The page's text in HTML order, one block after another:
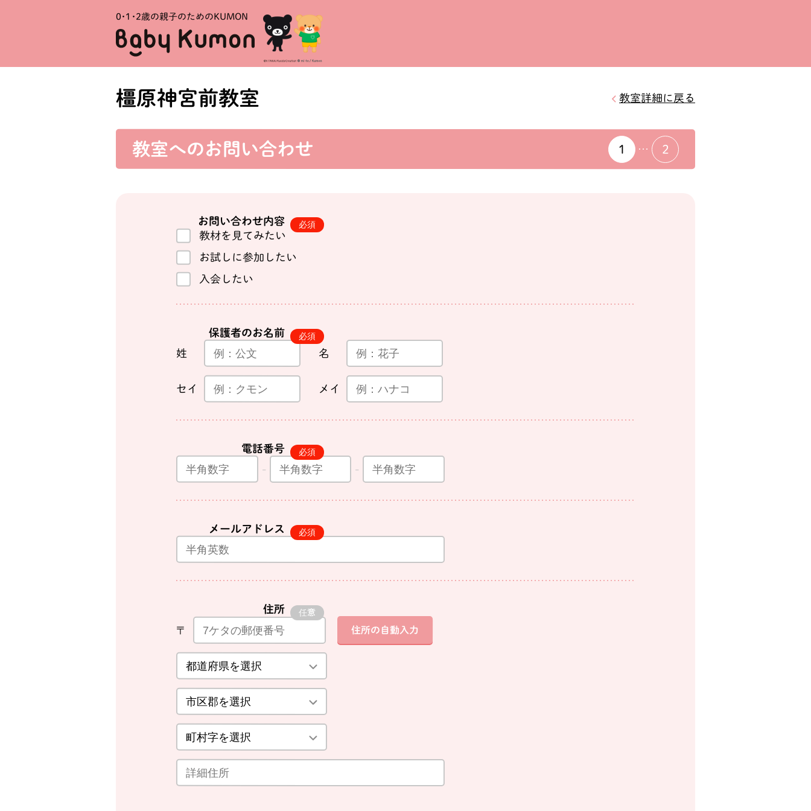
0・1・2歳の親子のためのKUMON
橿原神宮前教室 教室詳細に戻る
教室へのお問い合わせ 1 2
お問い合わせ内容
教材を見てみたい
お試しに参加したい
入会したい
保護者のお名前
姓 名
セイ メイ
電話番号
メールアドレス
住所
住所の自動入力